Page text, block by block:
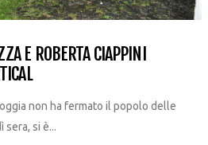
E ROBERTA CIAPPINI
non ha fermato il popolo delle
si è...